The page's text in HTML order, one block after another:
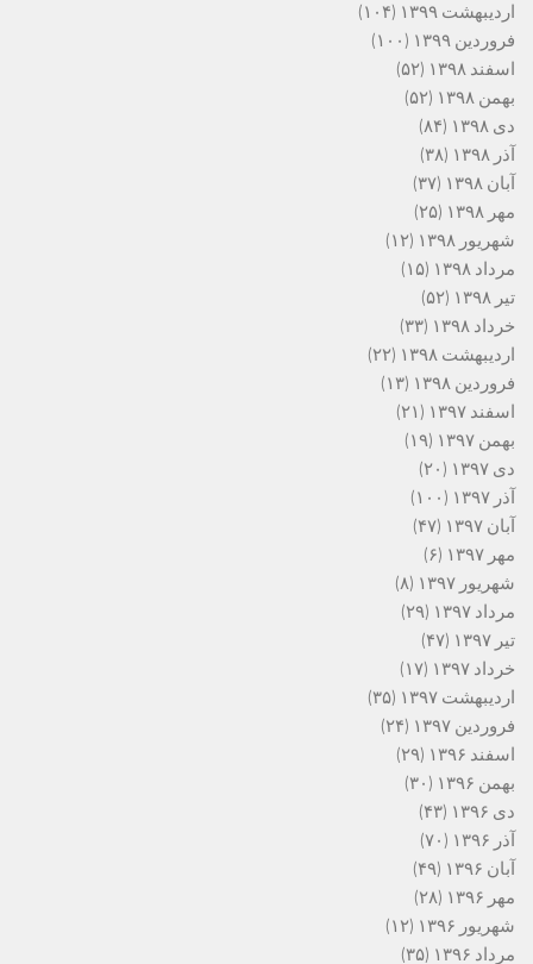
اردیبهشت ۱۳۹۹
(۱۰۴)
فروردین ۱۳۹۹
(۱۰۰)
اسفند ۱۳۹۸
(۵۲)
بهمن ۱۳۹۸
(۵۲)
دی ۱۳۹۸
(۸۴)
آذر ۱۳۹۸
(۳۸)
آبان ۱۳۹۸
(۳۷)
مهر ۱۳۹۸
(۲۵)
شهریور ۱۳۹۸
(۱۲)
مرداد ۱۳۹۸
(۱۵)
تیر ۱۳۹۸
(۵۲)
خرداد ۱۳۹۸
(۳۳)
اردیبهشت ۱۳۹۸
(۲۲)
فروردین ۱۳۹۸
(۱۳)
اسفند ۱۳۹۷
(۲۱)
بهمن ۱۳۹۷
(۱۹)
دی ۱۳۹۷
(۲۰)
آذر ۱۳۹۷
(۱۰۰)
آبان ۱۳۹۷
(۴۷)
مهر ۱۳۹۷
(۶)
شهریور ۱۳۹۷
(۸)
مرداد ۱۳۹۷
(۲۹)
تیر ۱۳۹۷
(۴۷)
خرداد ۱۳۹۷
(۱۷)
اردیبهشت ۱۳۹۷
(۳۵)
فروردین ۱۳۹۷
(۲۴)
اسفند ۱۳۹۶
(۲۹)
بهمن ۱۳۹۶
(۳۰)
دی ۱۳۹۶
(۴۳)
آذر ۱۳۹۶
(۷۰)
آبان ۱۳۹۶
(۴۹)
مهر ۱۳۹۶
(۲۸)
شهریور ۱۳۹۶
(۱۲)
مرداد ۱۳۹۶
(۳۵)